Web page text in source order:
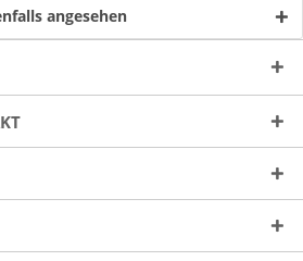
angesehen